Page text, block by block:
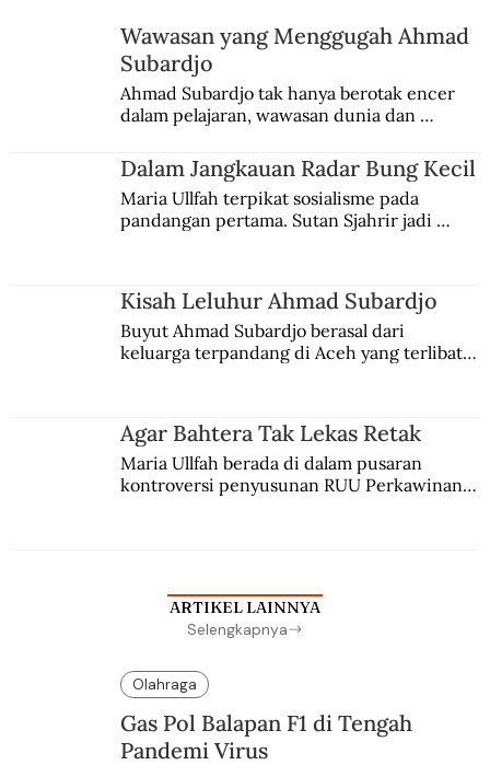
Wawasan yang Menggugah Ahmad
Subardjo
Ahmad Subardjo tak hanya berotak encer
dalam pelajaran, wawasan dunia dan
Jules Verne, Multatuli, hingga Sun Yat-sen.
Dalam Jangkauan Radar Bung Kecil
Maria Ullfah terpikat sosialisme pada
pandangan pertama. Sutan Sjahrir jadi
Kisah Leluhur Ahmad Subardjo
Buyut Ahmad Subardjo berasal dari
keluarga terpandang di Aceh yang terlibat
Agar Bahtera Tak Lekas Retak
Maria Ullfah berada di dalam pusaran
kontroversi penyusunan RUU Perkawinan.
ARTIKEL LAINNYA
Selengkapnya
Olahraga
Gas Pol Balapan F1 di Tengah
Pandemi Virus